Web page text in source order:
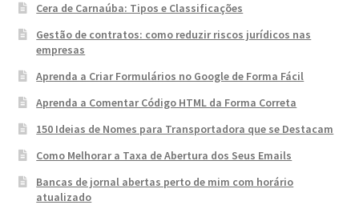
Cera de Carnaúba: Tipos e Classificações
Gestão de contratos: como reduzir riscos jurídicos nas
empresas
Aprenda a Criar Formulários no Google de Forma Fácil
Aprenda a Comentar Código HTML da Forma Correta
150 Ideias de Nomes para Transportadora que se Destacam
Como Melhorar a Taxa de Abertura dos Seus Emails
Bancas de jornal abertas perto de mim com horário
atualizado